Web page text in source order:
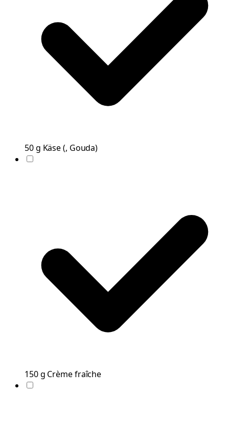
50g Käse(, Gouda)
150g Crème fraîche